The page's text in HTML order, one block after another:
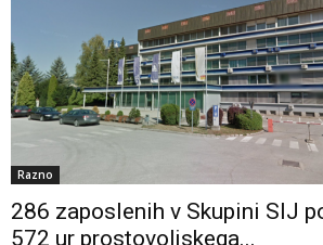
Razno
286 zaposlenih v Skupini SIJ
572 ur prostovoljskega...